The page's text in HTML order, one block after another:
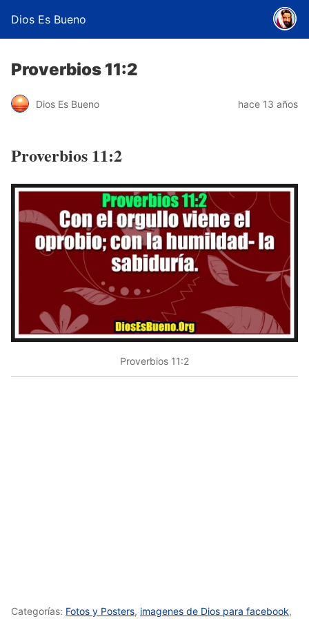
Dios Es Bueno
Proverbios 11:2
Dios Es Bueno hace 13 años
Proverbios 11:2
Proverbios 11:2
Categorías: Fotos y Posters, imagenes de Dios para facebook,